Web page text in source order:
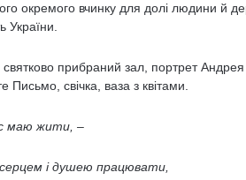
окремого вчинку для долі людини й
України.
святково прибраний зал, портрет
Письмо, свічка, ваза з квітами.
маю жити, –
і душею працювати,